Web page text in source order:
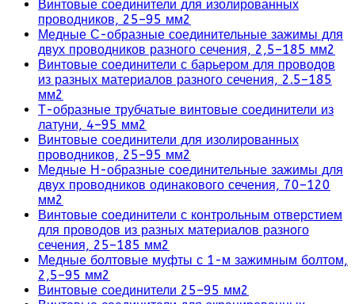
Винтовые соединители для изолированных
проводников, 25–95 мм2
Медные С-образные соединительные зажимы для
двух проводников разного сечения, 2,5–185 мм2
Винтовые соединители с барьером для проводов
из разных материалов разного сечения, 2.5–185
мм2
Т-образные трубчатые винтовые соединители из
латуни, 4–95 мм2
Винтовые соединители для изолированных
проводников, 25–95 мм2
Медные Н-образные соединительные зажимы для
двух проводников одинакового сечения, 70–120
мм2
Винтовые соединители с контрольным отверстием
для проводов из разных материалов разного
сечения, 25–185 мм2
Медные болтовые муфты с 1-м зажимным болтом,
2,5–95 мм2
Винтовые соединители 25–95 мм2